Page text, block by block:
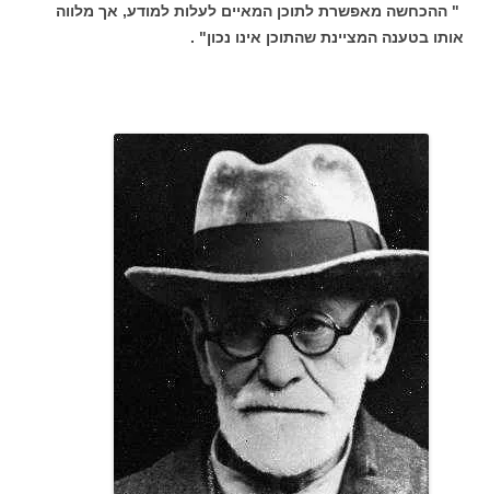
" ההכחשה מאפשרת לתוכן המאיים לעלות למודע, אך מלווה
אותו בטענה המציינת שהתוכן אינו נכון" .